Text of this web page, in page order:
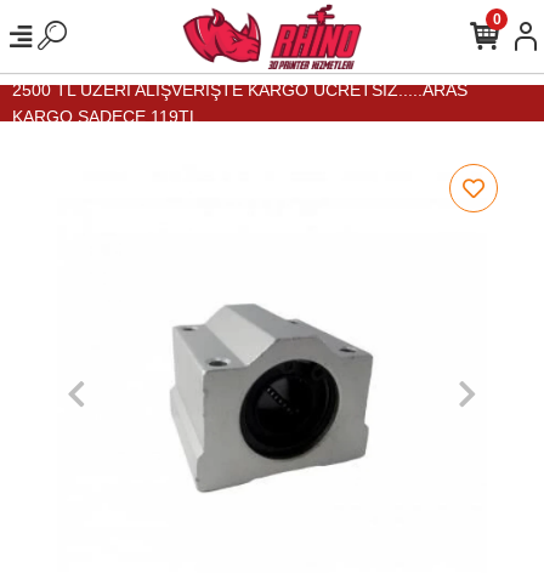
2500 TL ÜZERİ ALIŞVERİŞTE KARGO ÜCRETSİZ.....ARAS
KARGO SADECE 119TL...
0